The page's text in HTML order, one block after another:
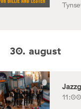
30. august